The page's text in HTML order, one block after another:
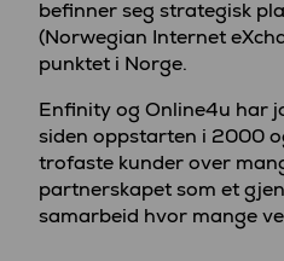
befinner seg strategisk
(Norwegian Internet
punktet i Norge.
Enfinity og Online4u har
siden oppstarten i 2000
trofaste kunder over
partnerskapet som et
samarbeid hvor mange